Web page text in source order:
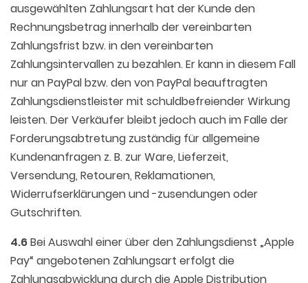
ausgewählten Zahlungsart hat der Kunde den
Rechnungsbetrag innerhalb der vereinbarten
Zahlungsfrist bzw. in den vereinbarten
Zahlungsintervallen zu bezahlen. Er kann in diesem Fall
nur an PayPal bzw. den von PayPal beauftragten
Zahlungsdienstleister mit schuldbefreiender Wirkung
leisten. Der Verkäufer bleibt jedoch auch im Falle der
Forderungsabtretung zuständig für allgemeine
Kundenanfragen z. B. zur Ware, Lieferzeit,
Versendung, Retouren, Reklamationen,
Widerrufserklärungen und -zusendungen oder
Gutschriften.
4.6Bei Auswahl einer über den Zahlungsdienst „Apple
Pay“ angebotenen Zahlungsart erfolgt die
Zahlungsabwicklung durch die Apple Distribution